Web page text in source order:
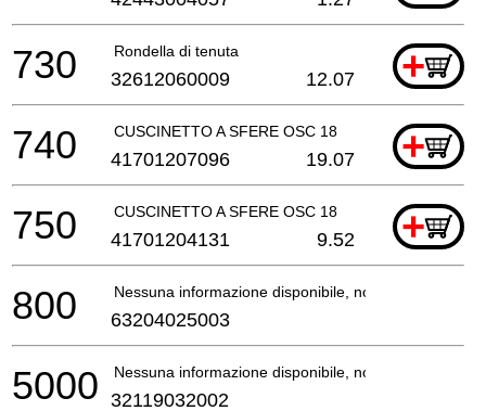
Rondella di tenuta +
730 32612060009 12.07
CUSCINETTO A SFERE OSC 18 +
740 41701207096 19.07
CUSCINETTO A SFERE OSC 18 +
750 41701204131 9.52
Nessuna informazione disponibile, non ordinabile
800 63204025003
Nessuna informazione disponibile, non ordinabile
5000 32119032002